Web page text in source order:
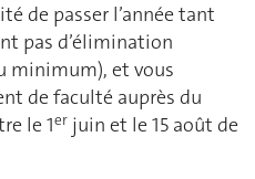
de passer l’année tant
pas d’élimination
minimum), et vous
de faculté auprès du
le 1er juin et le 15 août de